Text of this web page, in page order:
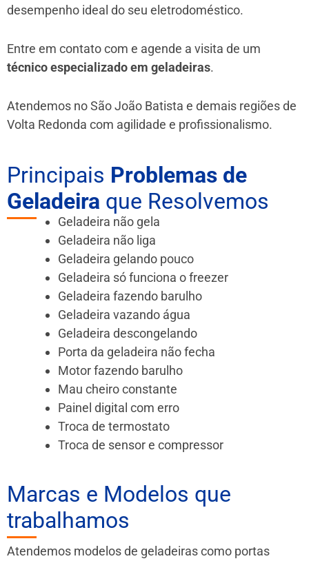
desempenho ideal do seu eletrodoméstico.
Entre em contato com e agende a visita de um
técnico especializado em geladeiras.
Atendemos no São João Batista e demais regiões de
Volta Redonda com agilidade e profissionalismo.
Principais Problemas de
Geladeira que Resolvemos
Geladeira não gela
Geladeira não liga
Geladeira gelando pouco
Geladeira só funciona o freezer
Geladeira fazendo barulho
Geladeira vazando água
Geladeira descongelando
Porta da geladeira não fecha
Motor fazendo barulho
Mau cheiro constante
Painel digital com erro
Troca de termostato
Troca de sensor e compressor
Marcas e Modelos que
trabalhamos
Atendemos modelos de geladeiras como portas